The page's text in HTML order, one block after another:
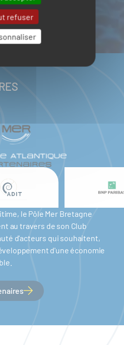
refuser
le Pôle Mer Bretagne
au travers de son Club
d'acteurs qui souhaitent,
d'une économie